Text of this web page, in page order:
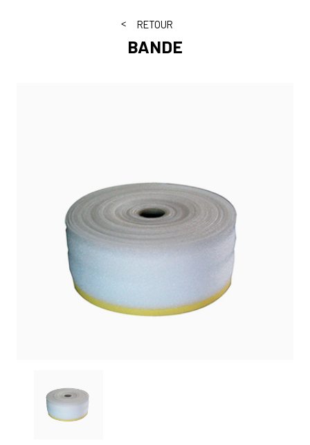
RETOUR
BANDE